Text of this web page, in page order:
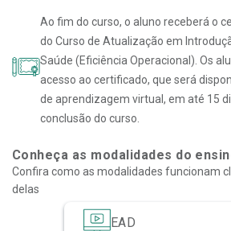
Ao fim do curso, o aluno receberá o
do Curso de Atualização em
Saúde (Eficiência Operacional). Os
acesso ao certificado, que será
de aprendizagem virtual, em até 15
conclusão do curso.
Conheça as modalidades do
EAD
Confira como as modalidades funcionam
delas